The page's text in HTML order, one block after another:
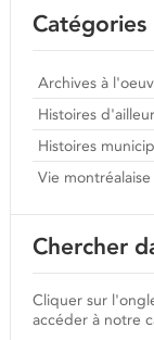
Catégories
Archives à
Histoires
Histoires
Vie montréalaise
Chercher
Cliquer sur
accéder à notre